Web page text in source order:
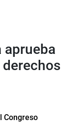
aprueba
Congreso